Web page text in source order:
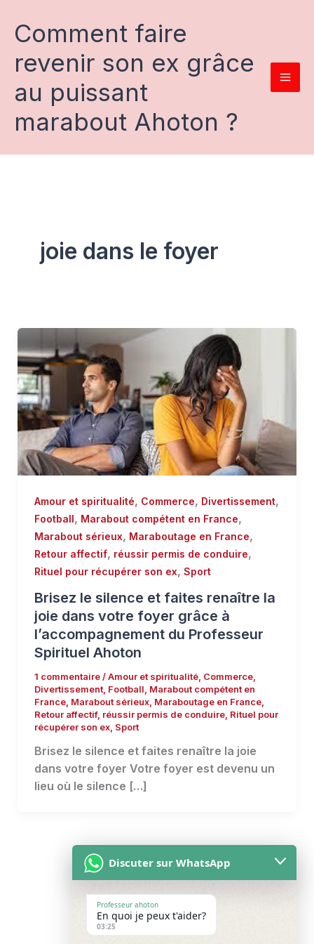
contenu
Comment faire
revenir son ex grâce
au puissant
marabout Ahoton ?
joie dans le foyer
Amour et spiritualité, Commerce, Divertissement,
Football, Marabout compétent en France,
Marabout sérieux, Maraboutage en France,
Retour affectif, réussir permis de conduire,
Rituel pour récupérer son ex, Sport
Brisez le silence et faites renaître la
joie dans votre foyer grâce à
l’accompagnement du Professeur
Spirituel Ahoton
1 commentaire /Amour et spiritualité, Commerce,
Divertissement, Football, Marabout compétent en
France, Marabout sérieux, Maraboutage en France,
Retour affectif, réussir permis de conduire, Rituel pour
récupérer son ex, Sport
Brisez le silence et faites renaître la joie
dans votre foyer Votre foyer est devenu un
lieu où le silence […]
Accueil
Discuter sur WhatsApp
Professeur ahoton
En quoi je peux t'aider?
03:25